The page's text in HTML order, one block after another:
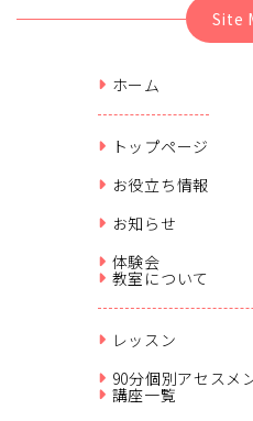
Site
ホーム
トップページ
お役立ち情報
お知らせ
体験会
教室について
レッスン
90分個別アセスメ
講座一覧